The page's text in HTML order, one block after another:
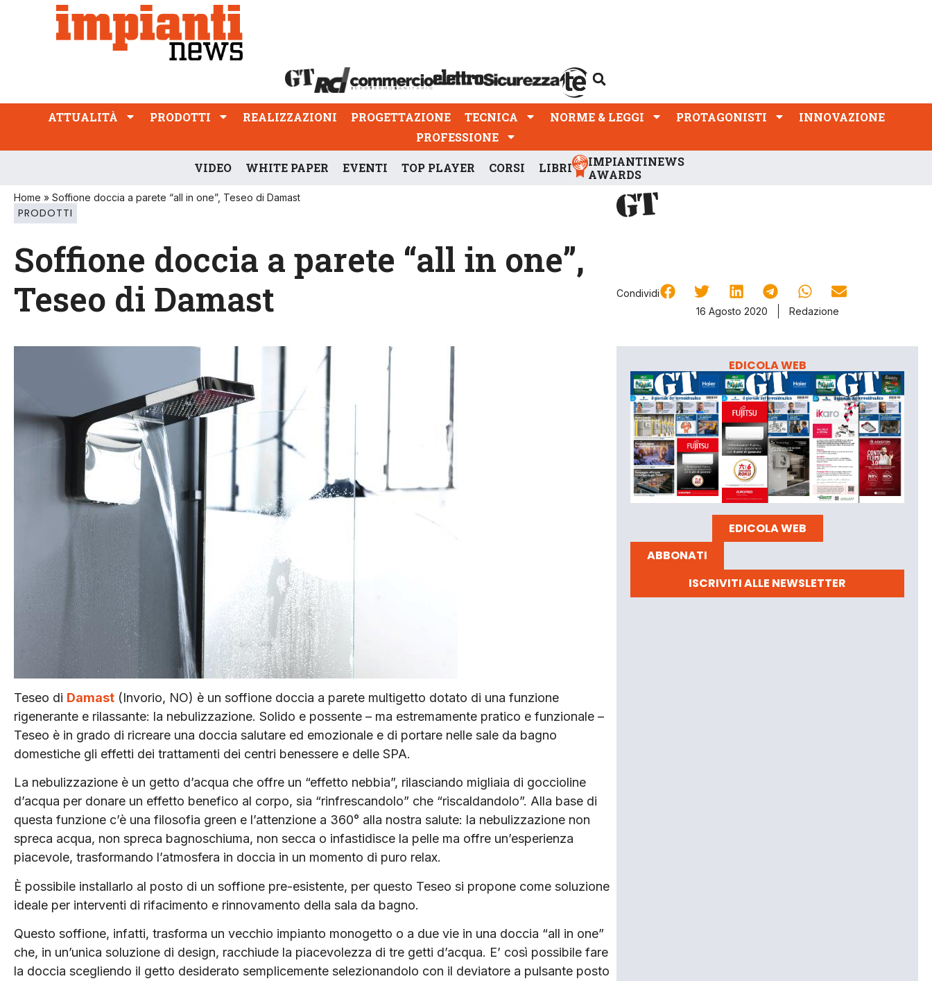
ATTUALITÀ PRODOTTI REALIZZAZIONI
PROFESSIONE
ATTUALITÀ PRODOTTI REALIZZAZIONI PROGETTAZIONE TECNICA NORME & LEGGI PROTAGONISTI
INNOVAZIONE
PROFESSIONE
VIDEO WHITE PAPER EVENTI TOP PLAYER CORSI LIBRI
IMPIANTINEWS
AWARDS
Home » Soffione doccia a parete “all in one”, Teseo di Damast
PRODOTTI
Soffione doccia a parete “all in one”,
Teseo di Damast
Condividi
16 Agosto 2020
Redazione
Teseo di Damast (Invorio, NO) è un soffione doccia a parete multigetto dotato di una funzione
rigenerante e rilassante: la nebulizzazione. Solido e possente – ma estremamente pratico e funzionale –
Teseo è in grado di ricreare una doccia salutare ed emozionale e di portare nelle sale da bagno
domestiche gli effetti dei trattamenti dei centri benessere e delle SPA.
La nebulizzazione è un getto d’acqua che offre un “effetto nebbia”, rilasciando migliaia di goccioline
d’acqua per donare un effetto benefico al corpo, sia “rinfrescandolo” che “riscaldandolo”. Alla base di
questa funzione c’è una filosofia green e l’attenzione a 360° alla nostra salute: la nebulizzazione non
spreca acqua, non spreca bagnoschiuma, non secca o infastidisce la pelle ma offre un’esperienza
piacevole, trasformando l’atmosfera in doccia in un momento di puro relax.
È possibile installarlo al posto di un soffione pre-esistente, per questo Teseo si propone come soluzione
ideale per interventi di rifacimento e rinnovamento della sala da bagno.
Questo soffione, infatti, trasforma un vecchio impianto monogetto o a due vie in una doccia “all in one”
che, in un’unica soluzione di design, racchiude la piacevolezza di tre getti d’acqua. E’ così possibile fare
la doccia scegliendo il getto desiderato semplicemente selezionandolo con il deviatore a pulsante posto
EDICOLA WEB
EDICOLA WEB
ABBONATI
ISCRIVITI ALLE NEWSLETTER